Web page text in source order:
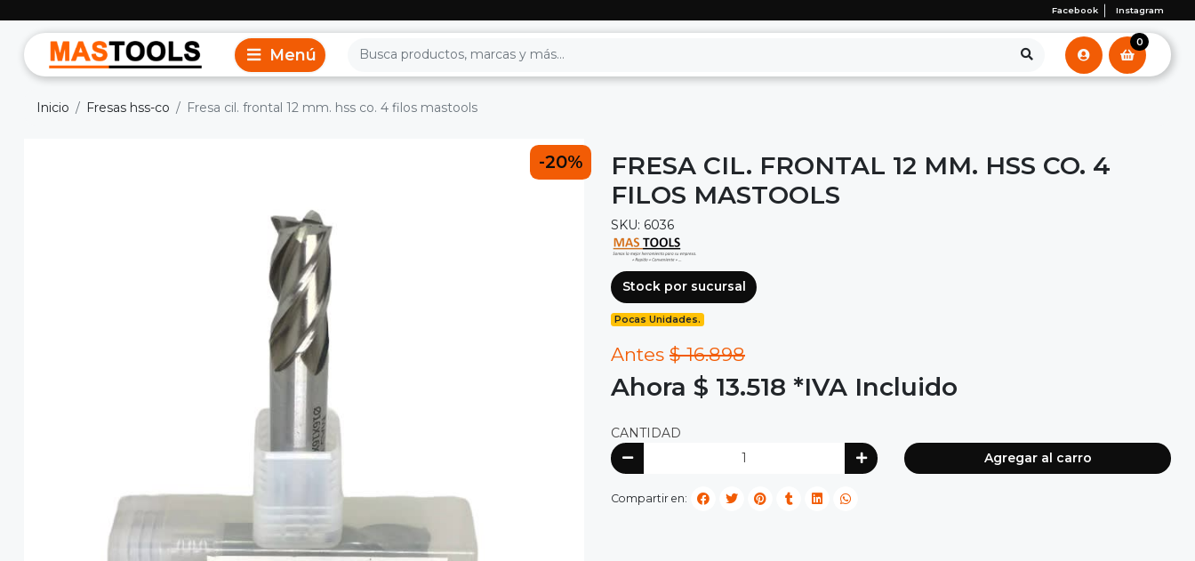
Facebook Instagram
0
Inicio Fresas hss-co Fresa cil. frontal 12 mm. hss co. 4 filos mastools
-20%
FRESA CIL. FRONTAL 12 MM. HSS CO. 4
FILOS MASTOOLS
SKU: 6036
Stock por sucursal
Pocas Unidades.
Antes $ 16.898
Ahora $ 13.518 *IVA Incluido
CANTIDAD
Agregar al carro
Compartir en: